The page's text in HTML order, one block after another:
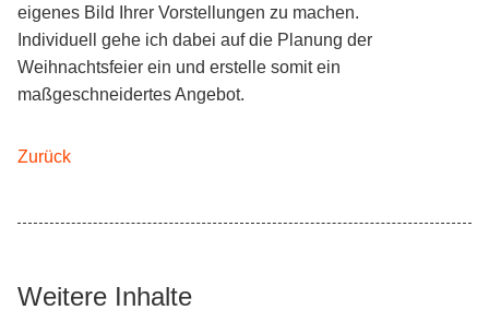
eigenes Bild Ihrer Vorstellungen zu machen.
Individuell gehe ich dabei auf die Planung der
Weihnachtsfeier ein und erstelle somit ein
maßgeschneidertes Angebot.
Zurück
Weitere Inhalte